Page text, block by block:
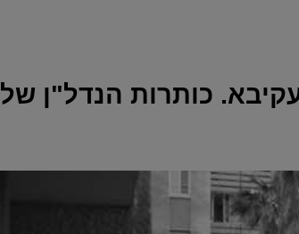
כותרות הנדל"ן של